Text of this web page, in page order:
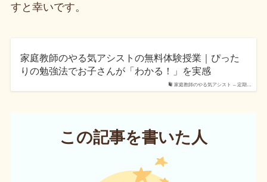
すと幸いです。
家庭教師のやる気アシスト – 定期…
家庭教師のやる気アシストの無料体験授業｜ぴった
りの勉強法でお子さんが「わかる！」を実感
この記事を書いた人